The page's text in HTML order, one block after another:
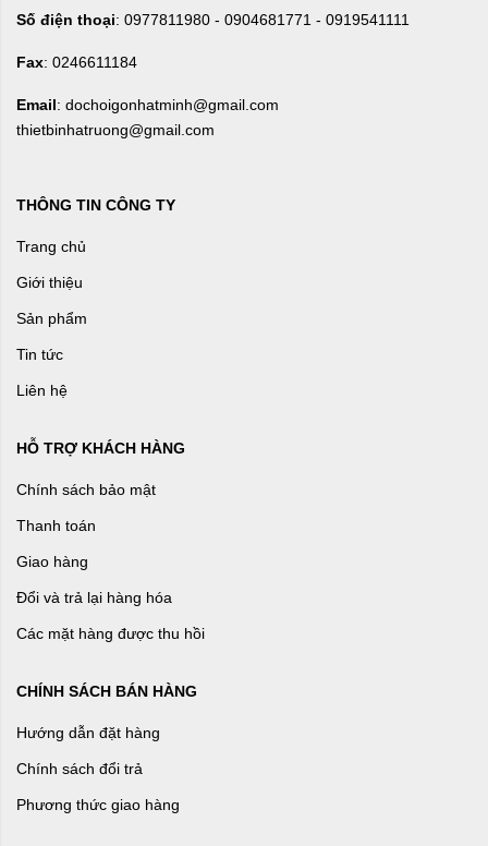
Số điện thoại: 0977811980 - 0904681771 - 0919541111
Fax: 0246611184
Email: dochoigonhatminh@gmail.com
thietbinhatruong@gmail.com
THÔNG TIN CÔNG TY
Trang chủ
Giới thiệu
Sản phẩm
Tin tức
Liên hệ
HỖ TRỢ KHÁCH HÀNG
Chính sách bảo mật
Thanh toán
Giao hàng
Đổi và trả lại hàng hóa
Các mặt hàng được thu hồi
CHÍNH SÁCH BÁN HÀNG
Hướng dẫn đặt hàng
Chính sách đổi trả
Phương thức giao hàng